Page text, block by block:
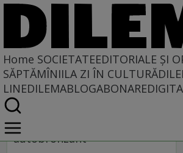
Home SOCIETATEEDITORIALE ȘI
SĂPTĂMÎNIILA ZI ÎN CULTURĂ
LINEDILEMABLOGABONARE
Home
Societate
autobronzant